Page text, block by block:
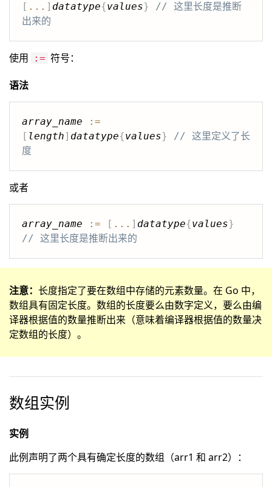
[ ... ] datatype{values}
// 这里长度是推断
出来的
使用 := 符号：
语法
array_name
:=
[ length] datatype{values}
// 这里定义了长
度
或者
array_name := [ ... ] datatype{values}
// 这里长度是推断出来的
注意： 长度指定了要在数组中存储的元素数量。在 Go 中，
数组具有固定长度。数组的长度要么由数字定义，要么由编
译器根据值的数量推断出来（意味着编译器根据值的数量决
定数组的长度）。
数组实例
实例
此例声明了两个具有确定长度的数组（arr1 和 arr2）：